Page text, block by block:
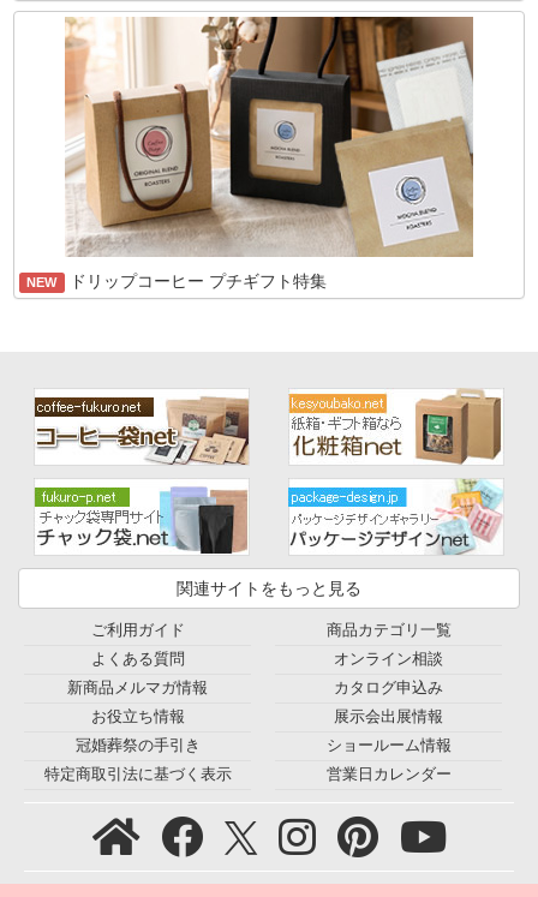
NEW ドリップコーヒー プチギフト特集
関連サイトをもっと見る
ご利用ガイド
よくある質問
新商品メルマガ情報
お役立ち情報
冠婚葬祭の手引き
特定商取引法に基づく表示
商品カテゴリ一覧
オンライン相談
カタログ申込み
展示会出展情報
ショールーム情報
営業日カレンダー